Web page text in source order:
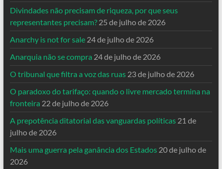
Divindades não precisam de riqueza, por que seus
representantes precisam? 25 de julho de 2026
Anarchy is not for sale 24 de julho de 2026
Anarquia não se compra 24 de julho de 2026
O tribunal que filtra a voz das ruas 23 de julho de 2026
O paradoxo do tarifaço: quando o livre mercado termina na
fronteira 22 de julho de 2026
A prepotência ditatorial das vanguardas políticas 21 de
julho de 2026
Mais uma guerra pela ganância dos Estados 20 de julho de
2026